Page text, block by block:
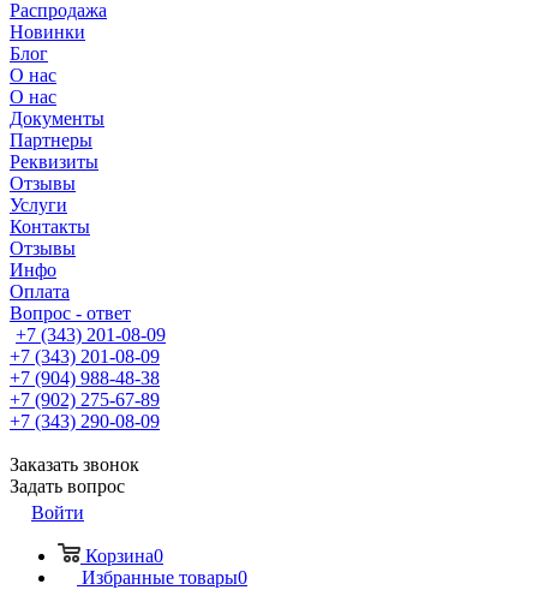
Распродажа
Новинки
Блог
О нас
О нас
Документы
Партнеры
Реквизиты
Отзывы
Услуги
Контакты
Отзывы
Инфо
Оплата
Вопрос - ответ
+7 (343) 201-08-09
+7 (343) 201-08-09
+7 (904) 988-48-38
+7 (902) 275-67-89
+7 (343) 290-08-09
Заказать звонок
Задать вопрос
Войти
Корзина0
Избранные товары0